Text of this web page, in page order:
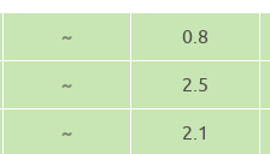
~ 0.8
~ 2.5
~ 2.1